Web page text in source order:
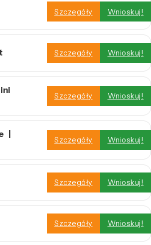
Szczegóły Wnioskuj!
Szczegóły Wnioskuj!
Szczegóły Wnioskuj!
|
Szczegóły Wnioskuj!
Szczegóły Wnioskuj!
Szczegóły Wnioskuj!